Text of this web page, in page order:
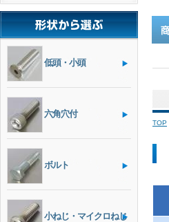
低頭・小頭
六角穴付
ボルト
小ねじ・マイクロねじ
TOP